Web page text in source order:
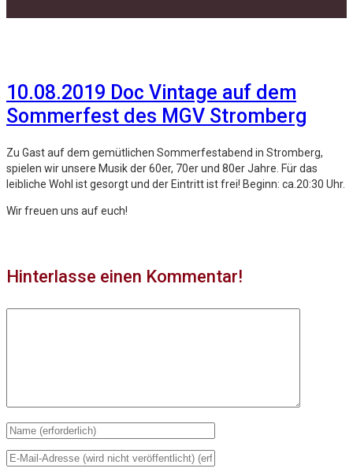
10.08.2019 Doc Vintage auf dem
Sommerfest des MGV Stromberg
Zu Gast auf dem gemütlichen Sommerfestabend in Stromberg,
spielen wir unsere Musik der 60er, 70er und 80er Jahre. Für das
leibliche Wohl ist gesorgt und der Eintritt ist frei! Beginn: ca.20:30 Uhr.
Wir freuen uns auf euch!
Hinterlasse einen Kommentar!